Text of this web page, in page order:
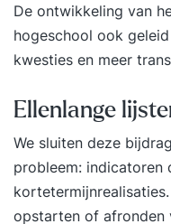
De ontwikkeling van
hogeschool ook
kwesties en meer
Ellenlange
We sluiten deze
probleem: indicatoren
opstarten of afronden